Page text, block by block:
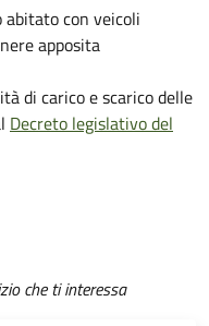
con veicoli
apposita
di carico e scarico delle
Decreto legislativo del
che ti interessa